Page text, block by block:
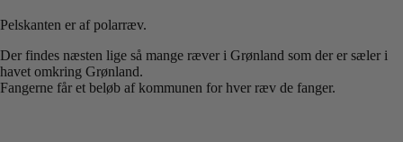
Pelskanten er af polarræv.
Der findes næsten lige så mange ræver i Grønland som der er sæler i
havet omkring Grønland.
Fangerne får et beløb af kommunen for hver ræv de fanger.